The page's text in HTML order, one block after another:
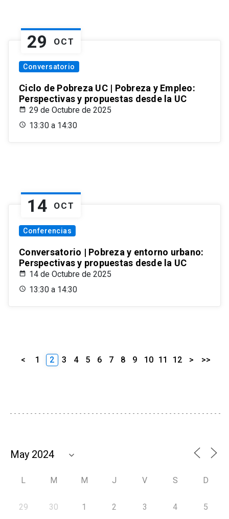
29 OCT
Conversatorio
Ciclo de Pobreza UC | Pobreza y Empleo:
Perspectivas y propuestas desde la UC
29 de Octubre de 2025
13:30 a 14:30
14 OCT
Conferencias
Conversatorio | Pobreza y entorno urbano:
Perspectivas y propuestas desde la UC
14 de Octubre de 2025
13:30 a 14:30
< 1 2 3 4 5 6 7 8 9 10 11 12 > >>
L M M J V S D
29 30 1 2 3 4 5